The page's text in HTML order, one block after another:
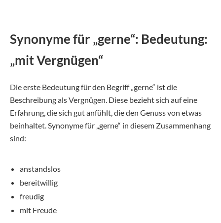
Synonyme für „gerne“: Bedeutung:
„mit Vergnügen“
Die erste Bedeutung für den Begriff „gerne“ ist die
Beschreibung als Vergnügen. Diese bezieht sich auf eine
Erfahrung, die sich gut anfühlt, die den Genuss von etwas
beinhaltet. Synonyme für „gerne“ in diesem Zusammenhang
sind:
anstandslos
bereitwillig
freudig
mit Freude